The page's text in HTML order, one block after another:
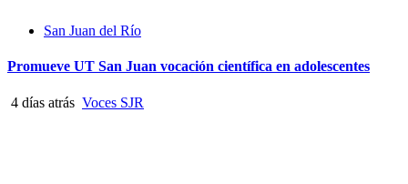
San Juan del Río
Promueve UT San Juan vocación científica en adolescentes
4 días atrás Voces SJR